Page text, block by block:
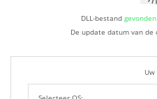
DLL-bestand gevonden
De update datum van de
Uw